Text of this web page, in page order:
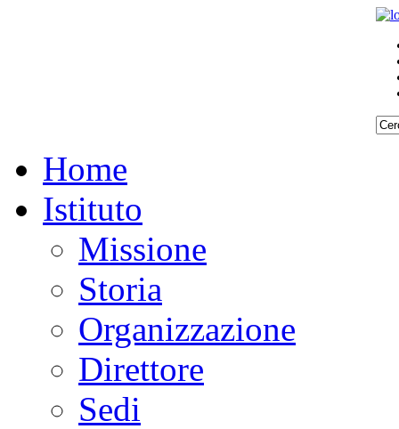
Home
Istituto
Missione
Storia
Organizzazione
Direttore
Sedi